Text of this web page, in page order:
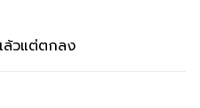
ล้วแต่ตกลง